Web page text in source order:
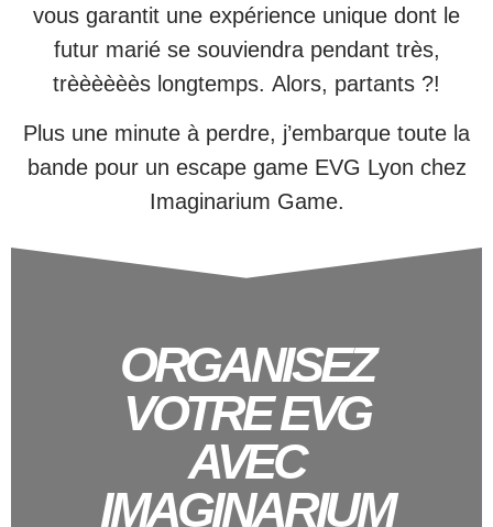
vous garantit une expérience unique dont le
futur marié se souviendra pendant très,
trèèèèèès longtemps. Alors, partants ?!
Plus une minute à perdre, j’embarque toute la
bande pour un escape game EVG Lyon chez
Imaginarium Game.
ORGANISEZ
VOTRE EVG
AVEC
IMAGINARIUM